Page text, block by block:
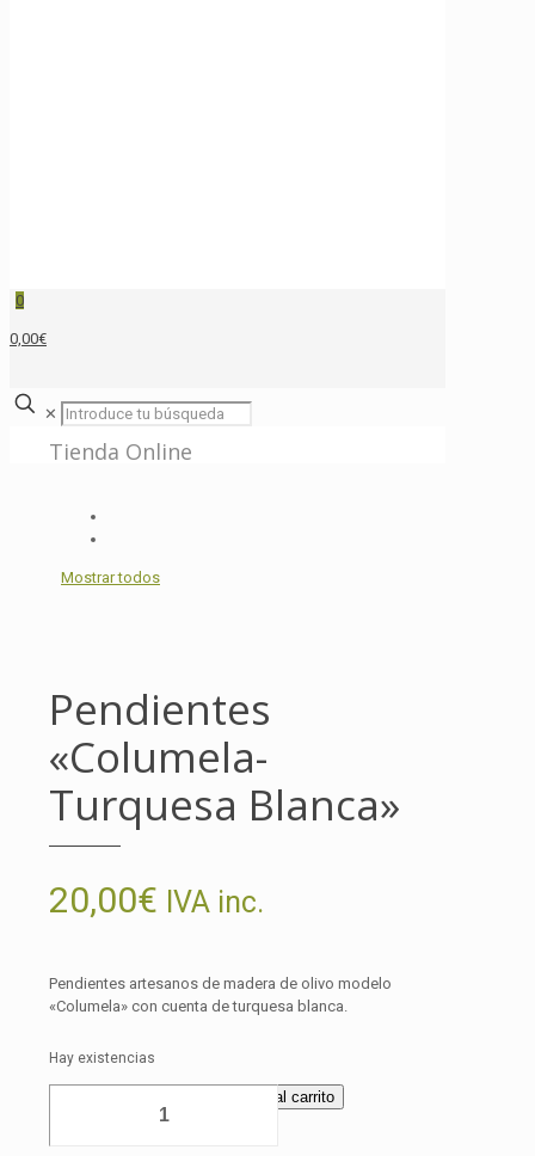
0
0,00€
✕
Tienda Online
Mostrar todos
Pendientes
«Columela-
Turquesa Blanca»
20,00€ IVA inc.
Pendientes artesanos de madera de olivo modelo
«Columela» con cuenta de turquesa blanca.
Hay existencias
Añadir al carrito